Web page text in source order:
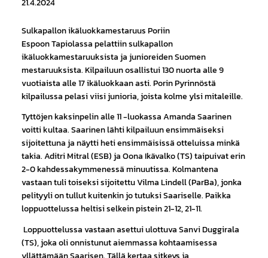
Sulkapallon ikäluokkamestaruus Poriin
Espoon Tapiolassa pelattiin sulkapallon
ikäluokkamestaruuksista ja junioreiden Suomen
mestaruuksista. Kilpailuun osallistui 130 nuorta alle 9
vuotiaista alle 17 ikäluokkaan asti. Porin Pyrinnöstä
kilpailussa pelasi viisi junioria, joista kolme ylsi mitaleille.
Tyttöjen kaksinpelin alle 11 -luokassa Amanda Saarinen
voitti kultaa. Saarinen lähti kilpailuun ensimmäiseksi
sijoitettuna ja näytti heti ensimmäisissä otteluissa minkä
takia. Aditri Mitral (ESB) ja Oona Ikävalko (TS) taipuivat erin
2-0 kahdessakymmenessä minuutissa. Kolmantena
vastaan tuli toiseksi sijoitettu Vilma Lindell (ParBa), jonka
pelityyli on tullut kuitenkin jo tutuksi Saariselle. Paikka
loppuottelussa heltisi selkein pistein 21-12, 21-11.
Loppuottelussa vastaan asettui ulottuva Sanvi Duggirala
(TS), joka oli onnistunut aiemmassa kohtaamisessa